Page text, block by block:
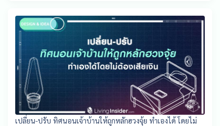
เปลี่ยน-ปรับ ทิศนอนเจ้าบ้านให้ถูกหลักฮวงจุ้ย ทำเองได้ โดยไม่